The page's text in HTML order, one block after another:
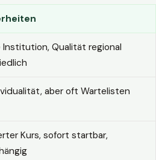
Institution, Qualität regional
aber oft Wartelisten
Kurs, sofort startbar,